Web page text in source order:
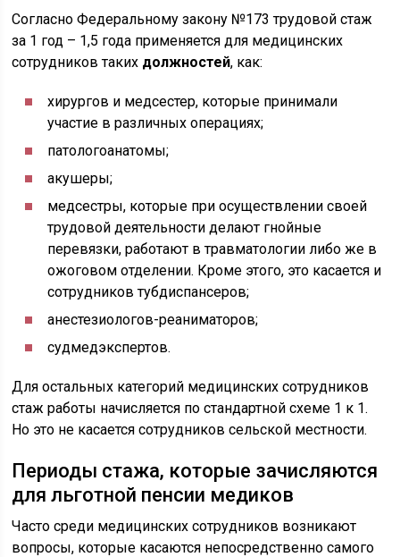
Согласно Федеральному закону №173 трудовой стаж
за 1 год – 1,5 года применяется для медицинских
сотрудников таких должностей, как:
хирургов и медсестер, которые принимали
участие в различных операциях;
патологоанатомы;
акушеры;
медсестры, которые при осуществлении своей
трудовой деятельности делают гнойные
перевязки, работают в травматологии либо же в
ожоговом отделении. Кроме этого, это касается и
сотрудников тубдиспансеров;
анестезиологов-реаниматоров;
судмедэкспертов.
Для остальных категорий медицинских сотрудников
стаж работы начисляется по стандартной схеме 1 к 1.
Но это не касается сотрудников сельской местности.
Периоды стажа, которые зачисляются
для льготной пенсии медиков
Часто среди медицинских сотрудников возникают
вопросы, которые касаются непосредственно самого